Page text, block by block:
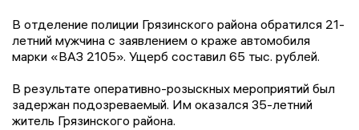
В отделение полиции Грязинского района обратился 21-
летний мужчина с заявлением о краже автомобиля
марки «ВАЗ 2105». Ущерб составил 65 тыс. рублей.
В результате оперативно-розыскных мероприятий был
задержан подозреваемый. Им оказался 35-летний
житель Грязинского района.